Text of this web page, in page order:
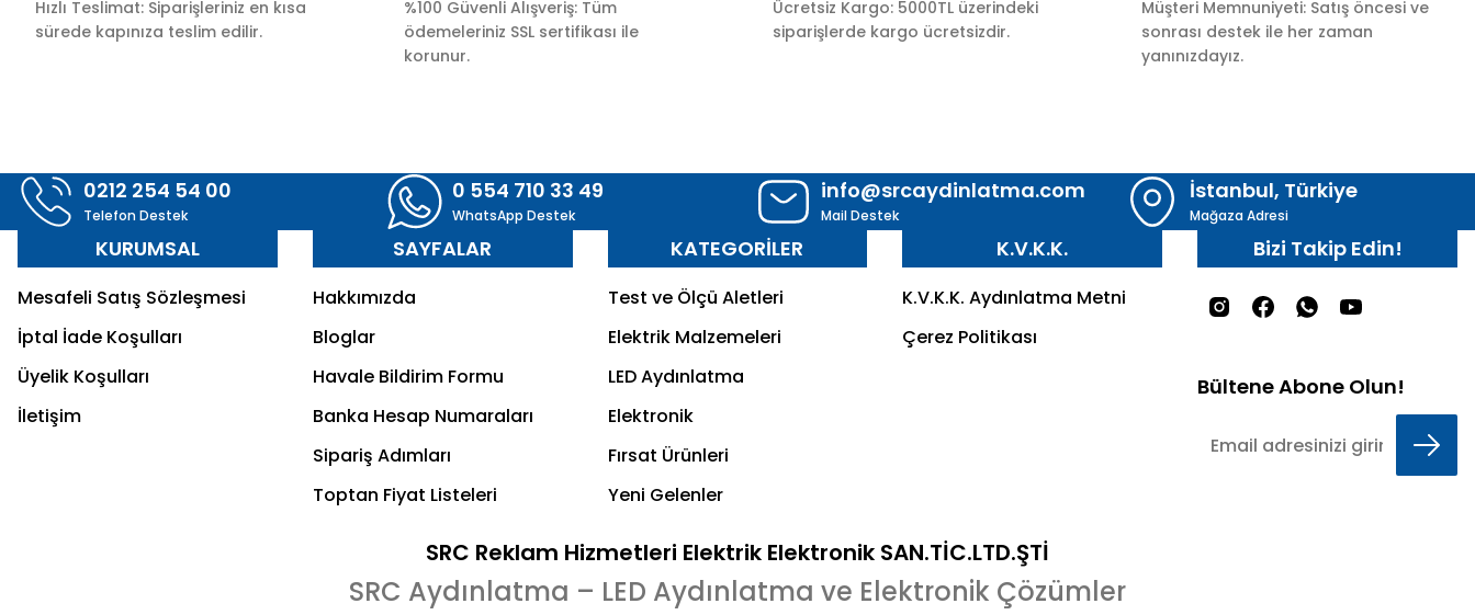
Hızlı Teslimat: Siparişleriniz en kısa
sürede kapınıza teslim edilir.
%100 Güvenli Alışveriş: Tüm
ödemeleriniz SSL sertifikası ile
korunur.
Ücretsiz Kargo: 5000TL üzerindeki
siparişlerde kargo ücretsizdir.
Müşteri Memnuniyeti: Satış öncesi ve
sonrası destek ile her zaman
yanınızdayız.
0212 254 54 00
Telefon Destek
0 554 710 33 49
WhatsApp Destek
info@srcaydinlatma.com
Mail Destek
İstanbul, Türkiye
Mağaza Adresi
KURUMSAL
Mesafeli Satış Sözleşmesi
İptal İade Koşulları
Üyelik Koşulları
İletişim
SAYFALAR
Hakkımızda
Bloglar
Havale Bildirim Formu
Banka Hesap Numaraları
Sipariş Adımları
Toptan Fiyat Listeleri
KATEGORİLER
Test ve Ölçü Aletleri
Elektrik Malzemeleri
LED Aydınlatma
Elektronik
Fırsat Ürünleri
Yeni Gelenler
K.V.K.K.
K.V.K.K. Aydınlatma Metni
Çerez Politikası
Bizi Takip Edin!
Bültene Abone Olun!
SRC Reklam Hizmetleri Elektrik Elektronik SAN.TİC.LTD.ŞTİ
SRC Aydınlatma – LED Aydınlatma ve Elektronik Çözümler